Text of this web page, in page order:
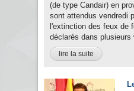
(de type Candair) en
sont attendus vendredi
l'extinction des feux de
déclarés dans
lire la suite